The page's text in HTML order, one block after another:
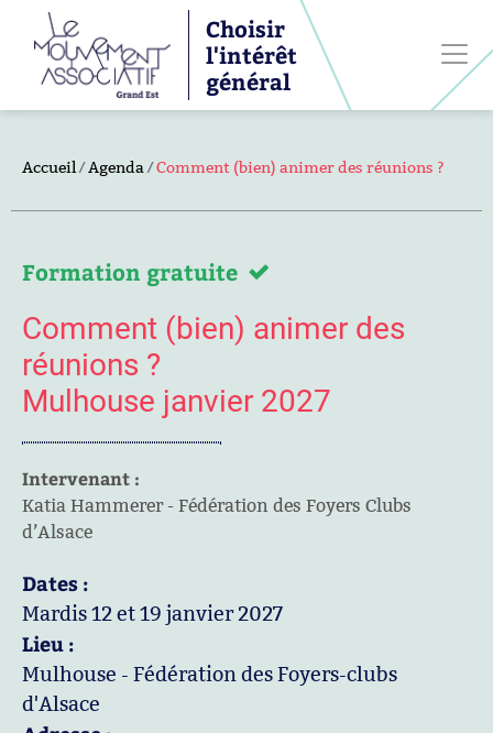
Choisir
l'intérêt
général
Accueil Agenda Comment (bien) animer des réunions ?
Formation gratuite
Comment (bien) animer des
réunions ?
Mulhouse janvier 2027
Intervenant :
Katia Hammerer - Fédération des Foyers Clubs
d’Alsace
Dates :
Mardis 12 et 19 janvier 2027
Lieu :
Mulhouse - Fédération des Foyers-clubs
d'Alsace